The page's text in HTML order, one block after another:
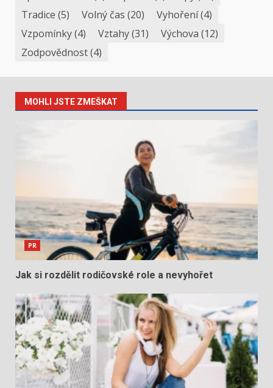
Tradice (5) Volný čas (20) Vyhoření(4)
Vzpomínky(4) Vztahy(31) Výchova (12)
Zodpovědnost(4)
MOHLI JSTE ZMEŠKAT
PR
Jak si rozdělit rodičovské role a nevyhořet